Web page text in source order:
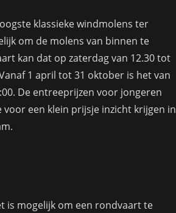
klassieke windmolens ter
om de molens van binnen te
kan dat op zaterdag van 12.30 tot
1 april tot 31 oktober is het van
De entreeprijzen voor jongeren
voor een klein prijsje inzicht krijgen in
is mogelijk om een rondvaart te